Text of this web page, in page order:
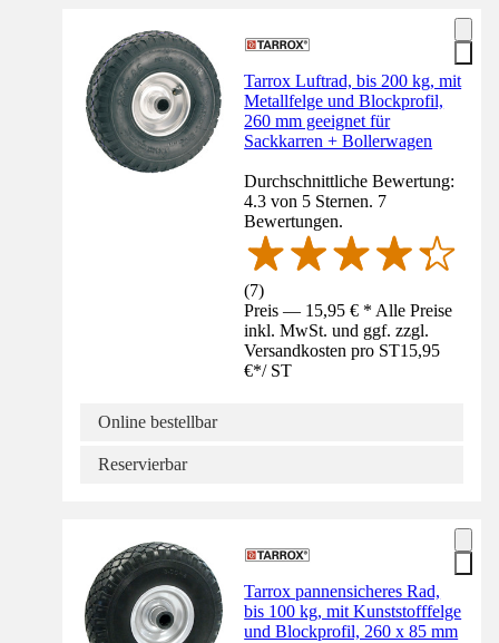
Tarrox Luftrad, bis 200 kg, mit
Metallfelge und Blockprofil,
260 mm geeignet für
Sackkarren + Bollerwagen
Durchschnittliche Bewertung:
4.3 von 5 Sternen. 7
Bewertungen.
(7)
Preis — 15,95 € * Alle Preise
inkl. MwSt. und ggf. zzgl.
Versandkosten pro ST15,95
€*/ ST
Online bestellbar
Reservierbar
Tarrox pannensicheres Rad,
bis 100 kg, mit Kunststofffelge
und Blockprofil, 260 x 85 mm